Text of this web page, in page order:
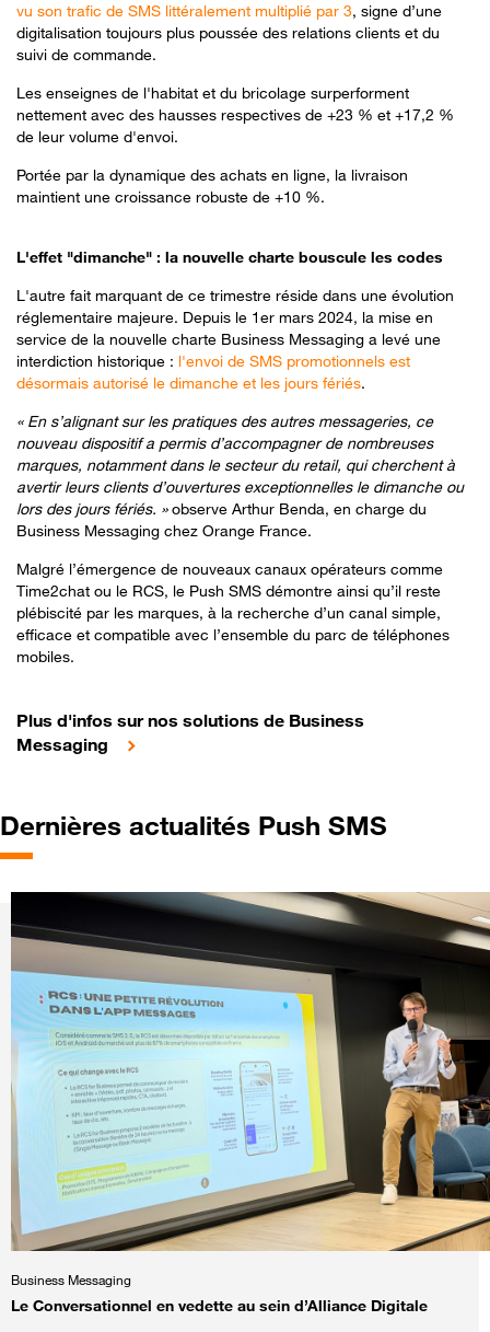
vu son trafic de SMS littéralement multiplié par 3, signe d’une
digitalisation toujours plus poussée des relations clients et du
suivi de commande.
Les enseignes de l'habitat et du bricolage surperforment
nettement avec des hausses respectives de +23 % et +17,2 %
de leur volume d'envoi.
Portée par la dynamique des achats en ligne, la livraison
maintient une croissance robuste de +10 %.
L'effet "dimanche" : la nouvelle charte bouscule les codes
L'autre fait marquant de ce trimestre réside dans une évolution
réglementaire majeure. Depuis le 1er mars 2024, la mise en
service de la nouvelle charte Business Messaging a levé une
interdiction historique : l'envoi de SMS promotionnels est
désormais autorisé le dimanche et les jours fériés.
« En s’alignant sur les pratiques des autres messageries, ce
nouveau dispositif a permis d’accompagner de nombreuses
marques, notamment dans le secteur du retail, qui cherchent à
avertir leurs clients d’ouvertures exceptionnelles le dimanche ou
lors des jours fériés. »observe Arthur Benda, en charge du
Business Messaging chez Orange France.
Malgré l’émergence de nouveaux canaux opérateurs comme
Time2chat ou le RCS, le Push SMS démontre ainsi qu’il reste
plébiscité par les marques, à la recherche d’un canal simple,
efficace et compatible avec l’ensemble du parc de téléphones
mobiles.
Plus d'infos sur nos solutions de Business
Messaging
Plus d'infos sur nos solutions de Business
Dernières actualités Push SMS
Business Messaging
Le Conversationnel en vedette au sein d’Alliance Digitale